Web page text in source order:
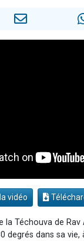
vidéo
la Téchouva de Rav
degrés dans sa vie,